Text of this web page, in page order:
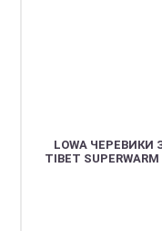
LOWA ЧЕРЕВИКИ
TIBET